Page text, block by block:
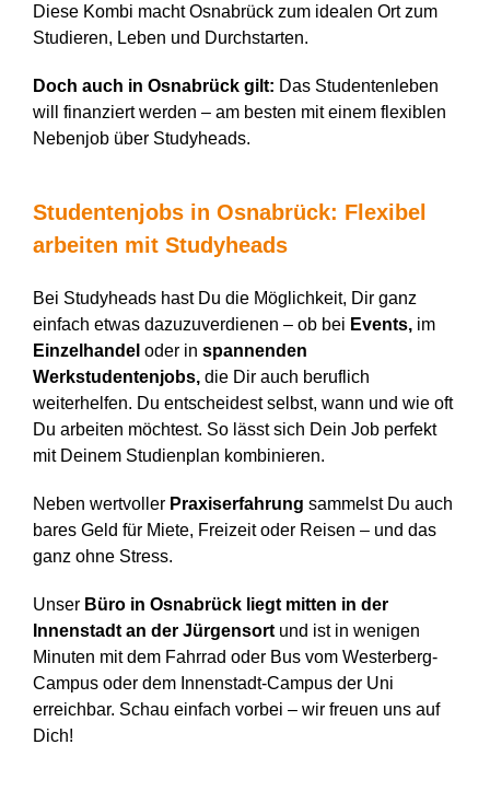
Diese Kombi macht Osnabrück zum idealen Ort zum
Studieren, Leben und Durchstarten.
Doch auch in Osnabrück gilt: Das Studentenleben
will finanziert werden – am besten mit einem flexiblen
Nebenjob über Studyheads.
Studentenjobs in Osnabrück: Flexibel
arbeiten mit Studyheads
Bei Studyheads hast Du die Möglichkeit, Dir ganz
einfach etwas dazuzuverdienen – ob bei Events, im
Einzelhandel oder in spannenden
Werkstudentenjobs,die Dir auch beruflich
weiterhelfen. Du entscheidest selbst, wann und wie oft
Du arbeiten möchtest. So lässt sich Dein Job perfekt
mit Deinem Studienplan kombinieren.
Neben wertvoller Praxiserfahrung sammelst Du auch
bares Geld für Miete, Freizeit oder Reisen – und das
ganz ohne Stress.
Unser Büro in Osnabrück liegt mitten in der
Innenstadt an der Jürgensortund ist in wenigen
Minuten mit dem Fahrrad oder Bus vom Westerberg-
Campus oder dem Innenstadt-Campus der Uni
erreichbar. Schau einfach vorbei – wir freuen uns auf
Dich!